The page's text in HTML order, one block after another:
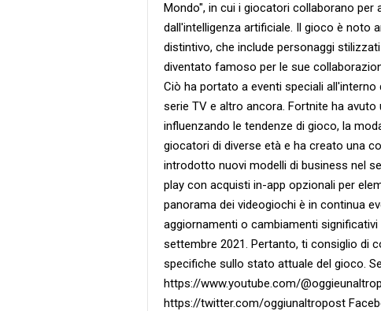
Mondo", in cui i giocatori collaborano
dall'intelligenza artificiale. Il gioco è noto
distintivo, che include personaggi
diventato famoso per le sue
Ciò ha portato a eventi speciali
serie TV e altro ancora. Fortnite ha
influenzando le tendenze di gioco, la
giocatori di diverse età e ha creato una
introdotto nuovi modelli di business nel
play con acquisti in-app opzionali per
panorama dei videogiochi è in continua
aggiornamenti o cambiamenti
settembre 2021. Pertanto, ti consiglio di
specifiche sullo stato attuale del gioco.
https://www.youtube.com/
https://twitter.com/oggiunaltropost